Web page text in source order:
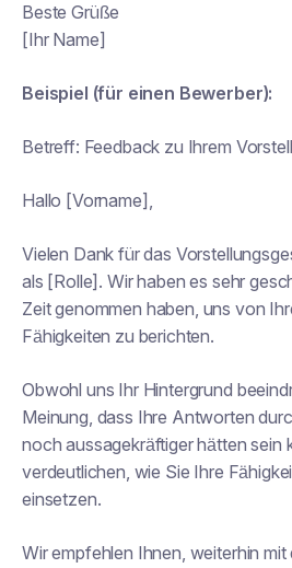
Beste Grüße
[Ihr Name]
Beispiel (für einen Bewerber):
Betreff: Feedback zu Ihrem
Hallo [Vorname],
Vielen Dank für das
als [Rolle]. Wir haben es sehr
Zeit genommen haben, uns von
Fähigkeiten zu berichten.
Obwohl uns Ihr Hintergrund
Meinung, dass Ihre Antworten
noch aussagekräftiger hätten sein
verdeutlichen, wie Sie Ihre
einsetzen.
Wir empfehlen Ihnen, weiterhin